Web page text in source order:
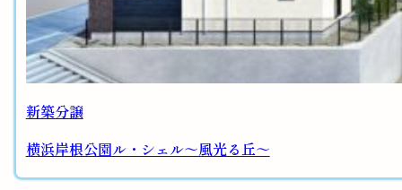
新築分譲
横浜岸根公園ル・シェル～風光る丘～